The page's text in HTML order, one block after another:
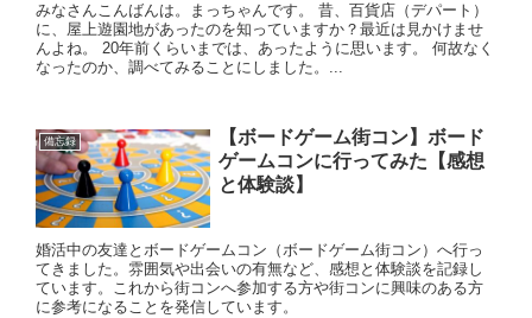
みなさんこんばんは。まっちゃんです。 昔、百貨店（デパート）
に、屋上遊園地があったのを知っていますか？最近は見かけませ
んよね。 20年前くらいまでは、あったように思います。 何故なく
なったのか、調べてみることにしました。...
備忘録
【ボードゲーム街コン】ボード
ゲームコンに行ってみた【感想
と体験談】
婚活中の友達とボードゲームコン（ボードゲーム街コン）へ行っ
てきました。雰囲気や出会いの有無など、感想と体験談を記録し
ています。これから街コンへ参加する方や街コンに興味のある方
に参考になることを発信しています。